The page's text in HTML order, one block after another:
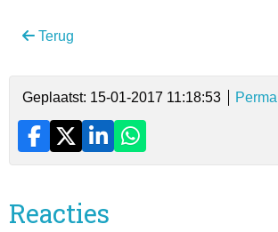
Terug
Geplaatst: 15-01-2017 11:18:53
Reacties